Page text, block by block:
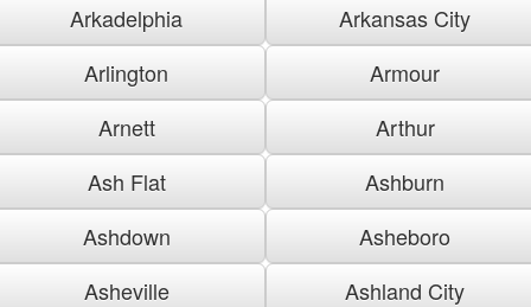
Arkadelphia
Arkansas City
Arlington
Armour
Arnett
Arthur
Ash Flat
Ashburn
Ashdown
Asheboro
Asheville
Ashland City